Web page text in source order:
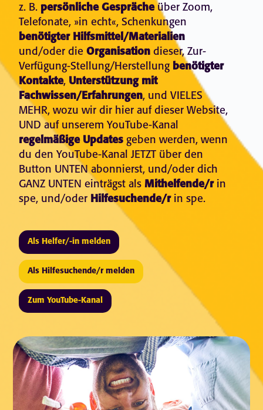
z. B.persönliche Gesprächeüber Zoom,
Telefonate, »in echt«, Schenkungen
benötigter Hilfsmittel/Materialien
und/oder dieOrganisation dieser, Zur-
Verfügung-Stellung/Herstellung benötigter
Kontakte, Unterstützung mit
Fachwissen/Erfahrungen, und VIELES
MEHR, wozu wir dir hier auf dieser Website,
UND auf unserem YouTube-Kanal
regelmäßige Updates geben werden, wenn
du den YouTube-Kanal JETZT über den
Button UNTEN abonnierst, und/oder dich
GANZ UNTEN einträgst als Mithelfende/rin
spe, und/oder Hilfesuchende/rin spe.
Als Helfer/-in melden
Als Hilfesuchende/r melden
Zum YouTube-Kanal